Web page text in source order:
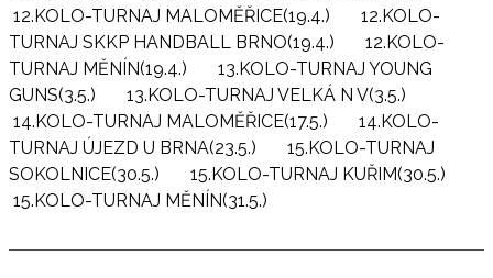
12.KOLO-TURNAJ MALOMĚŘICE(19.4.)
12.KOLO-
TURNAJ SKKP HANDBALL BRNO(19.4.)
12.KOLO-
TURNAJ MĚNÍN(19.4.)
13.KOLO-TURNAJ YOUNG
GUNS(3.5.)
13.KOLO-TURNAJ VELKÁ N V(3.5.)
14.KOLO-TURNAJ MALOMĚŘICE(17.5.)
14.KOLO-
TURNAJ ÚJEZD U BRNA(23.5.)
15.KOLO-TURNAJ
SOKOLNICE(30.5.)
15.KOLO-TURNAJ KUŘIM(30.5.)
15.KOLO-TURNAJ MĚNÍN(31.5.)